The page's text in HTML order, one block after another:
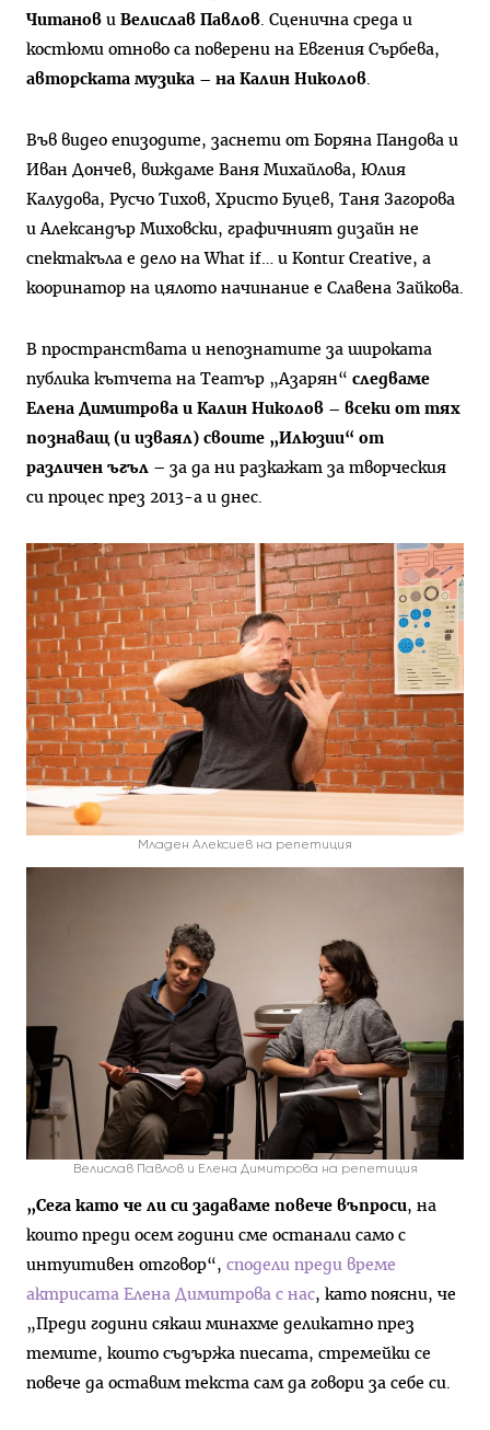
Читанов и Велислав Павлов . Сценична среда и
костюми отново са поверени на Евгения Сърбева,
авторската музика – на Калин Николов
Във видео епизодите, заснети от Боряна Пандова и
Иван Дончев, виждаме Ваня Михайлова, Юлия
Калудова, Русчо Тихов, Христо Буцев, Таня Загорова
и Александър Миховски, графичният дизайн не
спектакъла е дело на What if… и Kontur Creative, а
кооринатор на цялото начинание е Славена Зайкова.
В пространствата и непознатите за широката
публика кътчета на Театър „Азарян“ следваме
Елена Димитрова и Калин Николов – всеки от тях
познаващ (и изваял) своите „Илюзии“ от
различен ъгъл – за да ни разкажат за творческия
си процес през 2013-а и днес.
Младен Алексиев на репетиция
Велислав Павлов и Елена Димитрова на репетиция
„Сега като че ли си задаваме повече въпроси, на
които преди осем години сме останали само с
интуитивен отговор“, сподели преди време
актрисата Елена Димитрова с нас, като поясни, че
„Преди години сякаш минахме деликатно през
темите, които съдържа пиесата, стремейки се
повече да оставим текста сам да говори за себе си.